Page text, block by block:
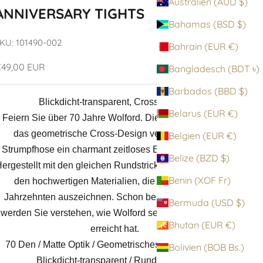
Bahamas (BSD $)
Bahrain (EUR €)
Bangladesch (BDT ৳)
Barbados (BBD $)
Belarus (EUR €)
Belgien (EUR €)
Belize (BZD $)
Benin (XOF Fr)
Bermuda (USD $)
Bhutan (EUR €)
Bolivien (BOB Bs.)
TIGHTS
101490-002
EUR
Blickdicht-transparent, Cross-Design
Feiern Sie über 70 Jahre Wolford. Die matte Optik und
das geometrische Cross-Design verleihen dieser
Strumpfhose ein charmant zeitloses Erscheinungsbild.
mit den gleichen Rundstricktechniken und aus
den hochwertigen Materialien, die die Marke seit
Jahrzehnten auszeichnen. Schon beim ersten Tragen
werden Sie verstehen, wie Wolford seine Langlebigkeit
erreicht hat.
70 Den / Matte Optik / Geometrisches Cross-Design /
Blickdicht-transparent / Rund gestrickt